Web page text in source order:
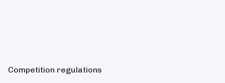
Competition regulations